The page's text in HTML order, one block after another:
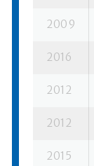
2009
2016
2012
2012
2015